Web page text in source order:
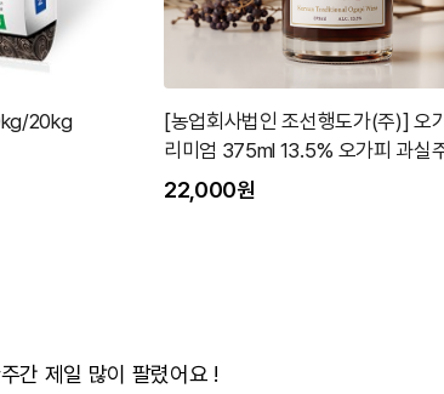
)] 오가피로 프
과실주
[홍주발효식품] 홍주상실장 450g
16,500원
간 제일 많이 팔렸어요 !